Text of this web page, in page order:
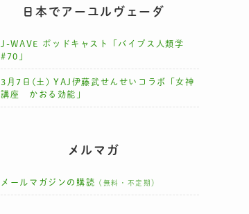
日本でアーユルヴェーダ
J-WAVE ポッドキャスト「バイブス人類学
#70」
3月7日(土) YAJ伊藤武せんせいコラボ「女神
講座 かおる効能」
メルマガ
メールマガジンの購読 （無料・不定期）